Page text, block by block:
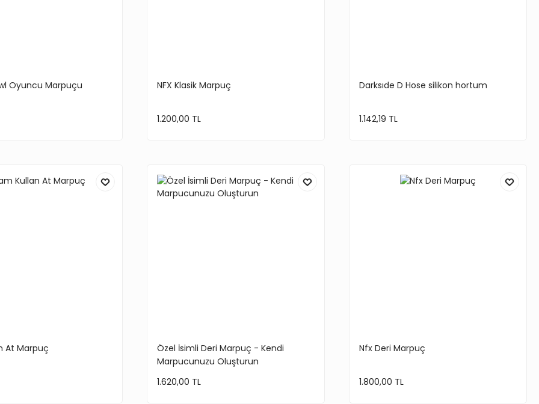
Oyuncu Marpuçu NFX Klasik Marpuç
1.200,00 TL
Darksıde D Hose silikon hortum
1.142,19 TL
At Marpuç
Özel İsimli Deri Marpuç - Kendi
Marpucunuzu Oluşturun
1.620,00 TL
Nfx Deri Marpuç
1.800,00 TL